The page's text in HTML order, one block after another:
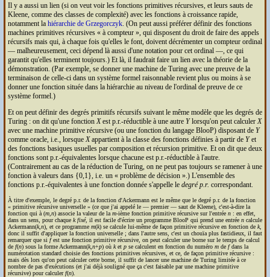
Il y a aussi un lien (si on veut voir les fonctions primitives récursives, et leurs sauts de
Kleene, comme des classes de complexité) avec les fonctions à croissance rapide,
notamment la hiérarchie de Grzegorczyk. (On peut aussi préférer définir des fonctions
machines primitives récursives « à compteur », qui disposent du droit de faire des appels
récursifs mais qui, à chaque fois qu'elles le font, doivent décrémenter un compteur ordinal
— malheureusement, ceci dépend là aussi d'une notation pour cet ordinal —, ce qui
garantit qu'elles terminent toujours.) Et là, il faudrait faire un lien avec la théorie de la
démonstration. (Par exemple, se donner une machine de Turing avec une preuve de la
terminaison de celle-ci dans un système formel raisonnable revient plus ou moins à se
donner une fonction située dans la hiérarchie au niveau de l'ordinal de preuve de ce
système formel.)
Et on peut définir des degrés primitifs récursifs suivant le même modèle que les degrés de
Turing : on dit qu'une fonction Xest p.r.-réductible à une autre Ylorsqu'on peut calculer X
avec une machine primitive récursive (ou une fonction du langage BlooP) disposant de Y
comme oracle, i.e., lorsque Xappartient à la classe des fonctions définies à partir de Yet
des fonctions basiques usuelles par composition et récursion primitive. Et on dit que deux
fonctions sont p.r.-équivalentes lorsque chacune est p.r.-réductible à l'autre.
(Contrairement au cas de la réduction de Turing, on ne peut pas toujours se ramener à une
fonction à valeurs dans {0,1}, i.e. un « problème de décision ».) L'ensemble des
fonctions p.r.-équivalentes à une fonction donnée s'appelle le degré p.r. correspondant.
À titre d'exemple, le degré p.r. de la fonction d'Ackermann est le même que le degré p.r. de la fonction
« primitive récursive universelle » (ce que j'ai appelé le — premier — saut de Kleene), c'est-à-dire la
fonction qui à (m, n) associe la valeur de la m-ième fonction primitive récursive sur l'entrée n: en effet,
dans un sens, pour chaque k fixé, il est facile d'écrire un programme BlooP qui prend une entrée ncalcule
Ackermann(k,n), et ce programme m(k) se calcule lui-même de façon primitive récursive en fonction de k,
donc il suffit d'appliquer la fonction universelle ; dans l'autre sens, c'est un chouïa plus fastidieux, il faut
remarquer que si fest une fonction primitive récursive, on peut calculer une borne sur le temps de calcul
de f(n) sous la forme Ackermann(k,n+p) où ket pse calculent en fonction du numéro mde fdans la
numérotation standard choisie des fonctions primitives récursives, et ce, de façon primitive récursive :
mais dès lors qu'on peut calculer cette borne, il suffit de lancer une machine de Turing limitée à ce
nombre de pas d'exécutions (et j'ai déjà souligné que ça c'est faisable par une machine primitive
récursive) pour calculerf(n).